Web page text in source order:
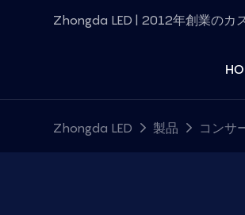
Zhongda LED | 2012年創業のカ
Zhongda LED 製品 コンサ